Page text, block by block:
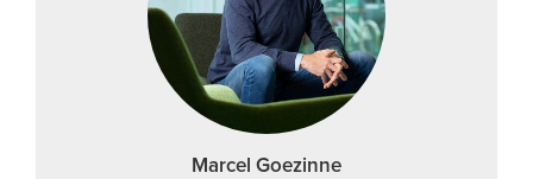
Marcel Goezinne